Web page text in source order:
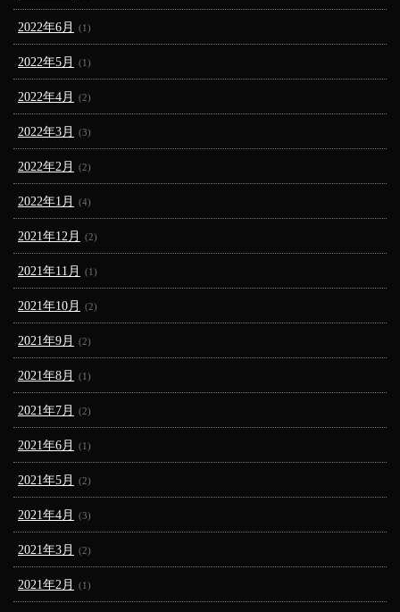
2022年6月 (1)
2022年5月 (1)
2022年4月 (2)
2022年3月 (3)
2022年2月 (2)
2022年1月 (4)
2021年12月 (2)
2021年11月 (1)
2021年10月 (2)
2021年9月 (2)
2021年8月 (1)
2021年7月 (2)
2021年6月 (1)
2021年5月 (2)
2021年4月 (3)
2021年3月 (2)
2021年2月 (1)